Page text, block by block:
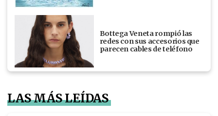
Bottega Veneta rompió las
redes con sus accesorios que
parecen cables de teléfono
LAS MÁS LEÍDAS